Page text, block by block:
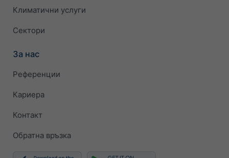
Климатични услуги
Сектори
За нас
Референции
Кариера
Контакт
Обратна връзка